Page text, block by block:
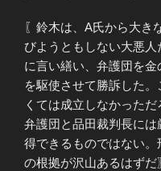
〖鈴木は、A氏から大き
びようともしない大悪
に言い繕い、弁護団を
を駆使させて勝訴した
くては成立しなかった
弁護団と品田裁判長に
得できるものではない
の根拠が沢山あるはずだ